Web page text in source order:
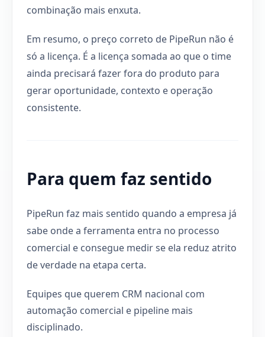
combinação mais enxuta.
Em resumo, o preço correto de PipeRun não é
só a licença. É a licença somada ao que o time
ainda precisará fazer fora do produto para
gerar oportunidade, contexto e operação
consistente.
Para quem faz sentido
PipeRun faz mais sentido quando a empresa já
sabe onde a ferramenta entra no processo
comercial e consegue medir se ela reduz atrito
de verdade na etapa certa.
Equipes que querem CRM nacional com
automação comercial e pipeline mais
disciplinado.